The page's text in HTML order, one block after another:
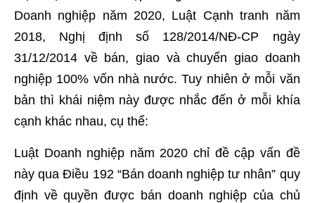
Doanh nghiệp năm 2020, Luật Cạnh tranh năm
2018, Nghị định số 128/2014/NĐ-CP ngày
31/12/2014 về bán, giao và chuyển giao doanh
nghiệp 100% vốn nhà nước. Tuy nhiên ở mỗi văn
bản thì khái niệm này được nhắc đến ở mỗi khía
cạnh khác nhau, cụ thể:
Luật Doanh nghiệp năm 2020 chỉ đề cập vấn đề
này qua Điều 192 “Bán doanh nghiệp tư nhân” quy
định về quyền được bán doanh nghiệp của chủ